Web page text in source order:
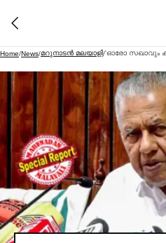
Home/News/മറുനാടന്‍ മലയാളി/